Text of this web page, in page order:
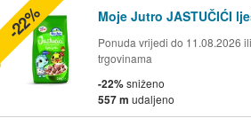
Moje Jutro JASTUČIĆI
Ponuda vrijedi do 11.08.2026
trgovinama
-22%sniženo
557 m udaljeno
-22%